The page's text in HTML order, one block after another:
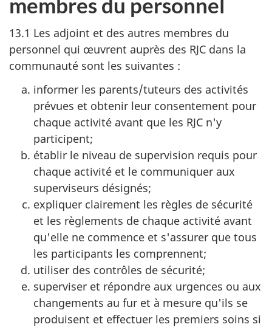
13.1 Les adjoint et des autres membres du
personnel qui œuvrent auprès des RJC dans la
communauté sont les suivantes :
informer les parents/tuteurs des activités
prévues et obtenir leur consentement pour
chaque activité avant que les RJC n'y
participent;
établir le niveau de supervision requis pour
chaque activité et le communiquer aux
superviseurs désignés;
expliquer clairement les règles de sécurité
et les règlements de chaque activité avant
qu'elle ne commence et s'assurer que tous
les participants les comprennent;
utiliser des contrôles de sécurité;
superviser et répondre aux urgences ou aux
changements au fur et à mesure qu'ils se
produisent et effectuer les premiers soins si